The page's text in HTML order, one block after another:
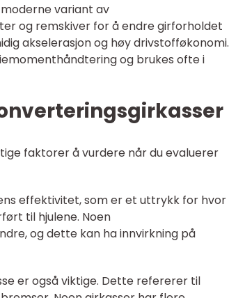
variant av
og remskiver for å endre girforholdet
akselerasjon og høy drivstofføkonomi.
og brukes ofte i
faktorer å vurdere når du evaluerer
effektivitet, som er et uttrykk for hvor
til hjulene. Noen
og dette kan ha innvirkning på
er også viktige. Dette refererer til